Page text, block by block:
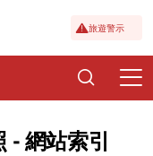
旅遊警示
- 網站索引